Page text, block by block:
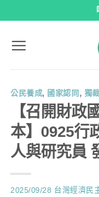
公民養成, 國家認同, 獨
【召開財政
本】0925行
人與研究員
2025/09/28 台灣經濟民